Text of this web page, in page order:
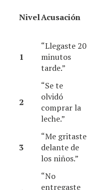
NivelAcusación
1
“Llegaste 20
minutos
tarde.”
2
“Se te
olvidó
comprar la
leche.”
3
“Me gritaste
delante de
los niños.”
“No
entregaste